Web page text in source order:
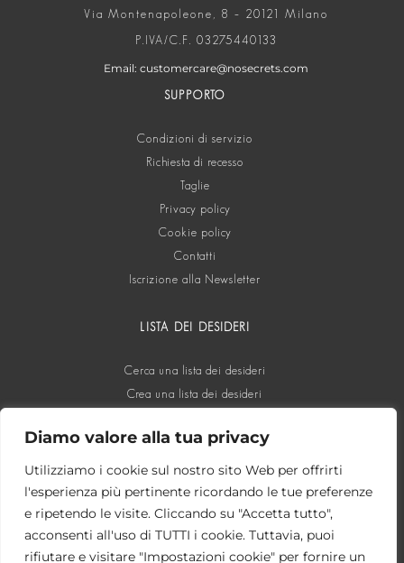
Diamo valore alla tua privacy
Utilizziamo i cookie sul nostro sito Web per offrirti
l'esperienza più pertinente ricordando le tue preferenze
e ripetendo le visite. Cliccando su "Accetta tutto",
acconsenti all'uso di TUTTI i cookie. Tuttavia, puoi
rifiutare e visitare "Impostazioni cookie" per fornire un
Via Montenapoleone, 8 – 20121 Milano
P.IVA/C.F. 03275440133
Email: customercare@nosecrets.com
SUPPORTO
Condizioni di servizio
Richiesta di recesso
Taglie
Privacy policy
Cookie policy
Contatti
Iscrizione alla Newsletter
LISTA DEI DESIDERI
Cerca una lista dei desideri
Crea una lista dei desideri
SOCIAL